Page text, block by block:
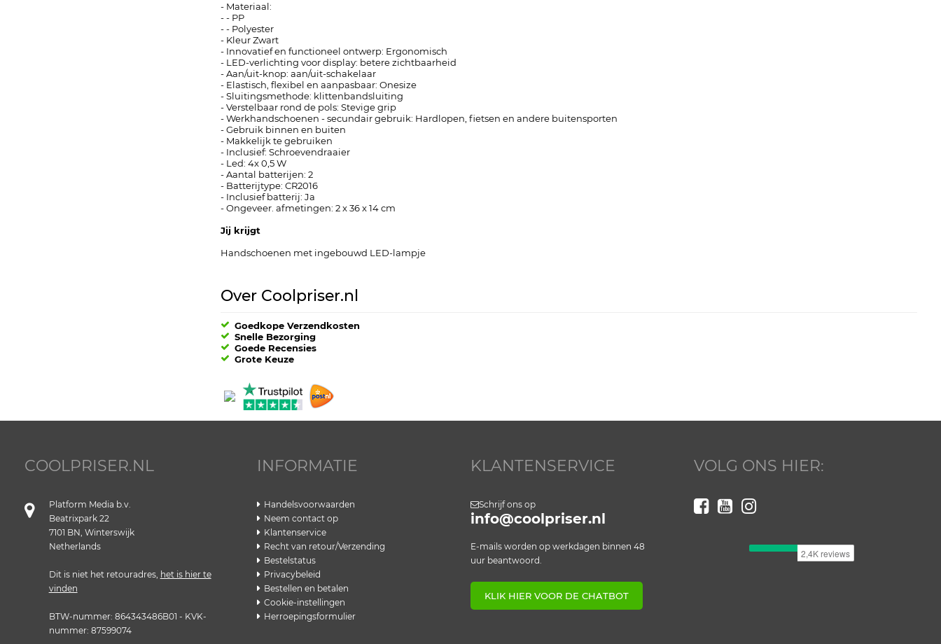
- Materiaal:
- - PP
- - Polyester
- Kleur Zwart
- Innovatief en functioneel ontwerp: Ergonomisch
- LED-verlichting voor display: betere zichtbaarheid
- Aan/uit-knop: aan/uit-schakelaar
- Elastisch, flexibel en aanpasbaar: Onesize
- Sluitingsmethode: klittenbandsluiting
- Verstelbaar rond de pols: Stevige grip
- Werkhandschoenen - secundair gebruik: Hardlopen, fietsen en andere buitensporten
- Gebruik binnen en buiten
- Makkelijk te gebruiken
- Inclusief: Schroevendraaier
- Led: 4x 0,5 W
- Aantal batterijen: 2
- Batterijtype: CR2016
- Inclusief batterij: Ja
- Ongeveer. afmetingen: 2 x 36 x 14 cm
Jij krijgt
Handschoenen met ingebouwd LED-lampje
Over Coolpriser.nl
Goedkope Verzendkosten
Snelle Bezorging
Goede Recensies
Grote Keuze
COOLPRISER.NL
Platform Media b.v.
Beatrixpark 22
7101 BN, Winterswijk
Netherlands
Dit is niet het retouradres, het is hier te
vinden
BTW-nummer: 864343486B01 - KVK-
nummer: 87599074
INFORMATIE
Handelsvoorwaarden
Neem contact op
Klantenservice
Recht van retour/Verzending
Bestelstatus
Privacybeleid
Bestellen en betalen
Cookie-instellingen
Herroepingsformulier
KLANTENSERVICE
Schrijf ons op
info@coolpriser.nl
E-mails worden op werkdagen binnen 48
uur beantwoord.
KLIK HIER VOOR DE CHATBOT
VOLG ONS HIER: